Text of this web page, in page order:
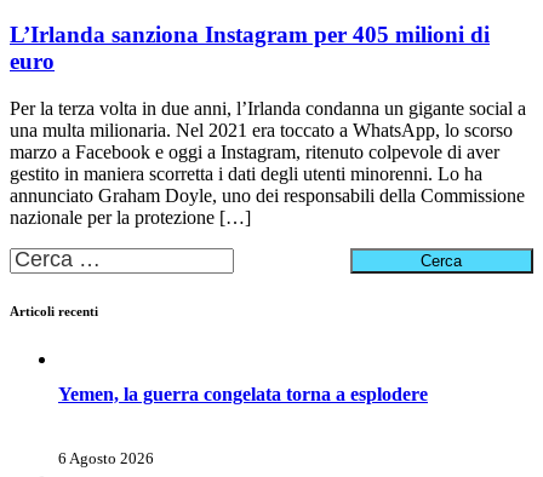
L’Irlanda sanziona Instagram per 405 milioni di
euro
Per la terza volta in due anni, l’Irlanda condanna un gigante social a
una multa milionaria. Nel 2021 era toccato a WhatsApp, lo scorso
marzo a Facebook e oggi a Instagram, ritenuto colpevole di aver
gestito in maniera scorretta i dati degli utenti minorenni. Lo ha
annunciato Graham Doyle, uno dei responsabili della Commissione
nazionale per la protezione […]
Ricerca
per:
Articoli recenti
Yemen, la guerra congelata torna a esplodere
6 Agosto 2026